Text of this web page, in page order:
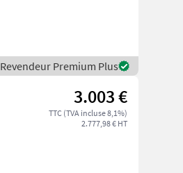
Revendeur Premium Plus
3.003 €
TTC (TVA incluse 8,1%)
2.777,98 € HT